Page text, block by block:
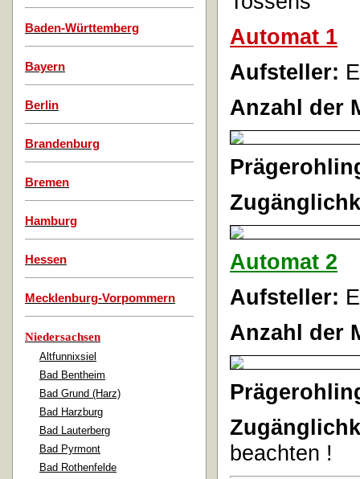
Baden-Württemberg
Bayern
Berlin
Brandenburg
Bremen
Hamburg
Hessen
Mecklenburg-Vorpommern
Niedersachsen
Altfunnixsiel
Bad Bentheim
Bad Grund (Harz)
Bad Harzburg
Bad Lauterberg
Bad Pyrmont
Bad Rothenfelde
Automat 1
Aufsteller:
Anzahl der
Automat 2
Aufsteller:
Anzahl der
beachten !